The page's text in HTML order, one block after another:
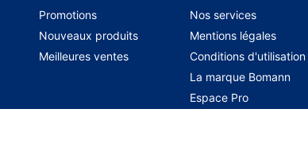
Promotions
Nouveaux produits
Meilleures ventes
Nos services
Mentions légales
Conditions d'utilisation
La marque Bomann
Espace Pro